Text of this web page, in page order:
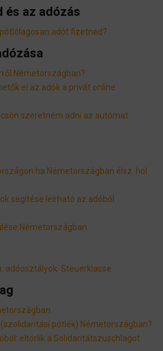
és az adózás
adót fizetned?
Németországban?
el az adók a privát online
szeretném adni az autómat
ha Németországban élsz. hol
segítése leírható az adóból
Németországban
adóosztályok. Steuerklasse
pótlék) Németországban?
eltörlik a Solidaritätszuschlagot